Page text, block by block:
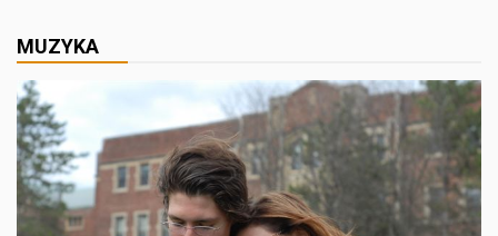
MUZYKA